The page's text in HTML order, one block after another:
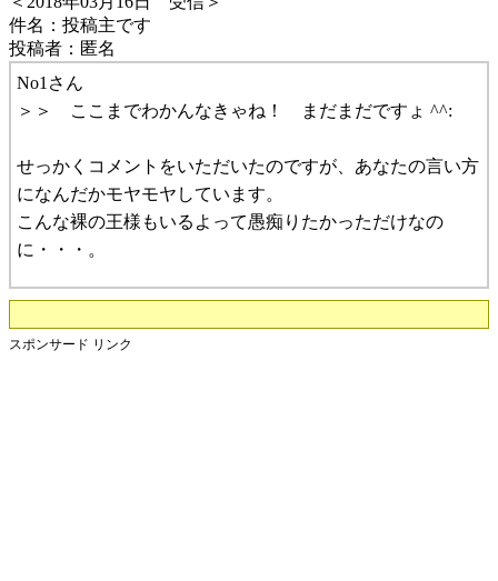
件名：投稿主です
投稿者：匿名
No1さん
＞＞ ここまでわかんなきゃね！ まだまだですょ ^^:
せっかくコメントをいただいたのですが、あなたの言い方
になんだかモヤモヤしています。
こんな裸の王様もいるよって愚痴りたかっただけなの
に・・・。
スポンサード リンク